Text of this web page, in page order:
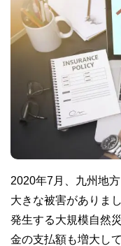
2020年7月、九州地
大きな被害がありま
発生する大規模自然
金の支払額も増大し